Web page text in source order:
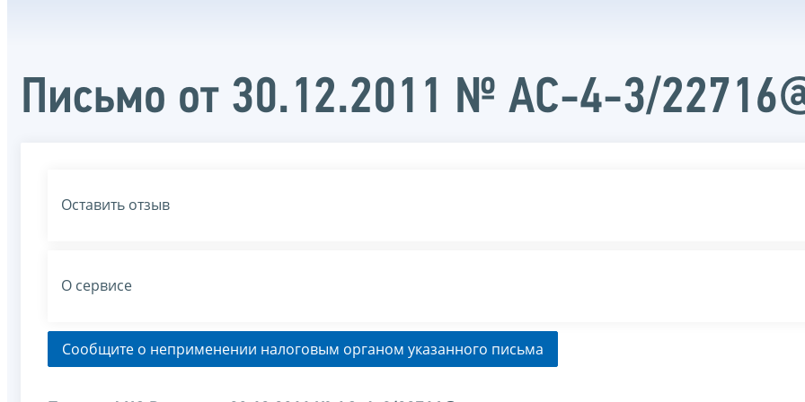
Письмо от 30.12.2011 № АС-4-3/
Оставить отзыв
О сервисе
Сообщите о неприменении налоговым органом указанного письма